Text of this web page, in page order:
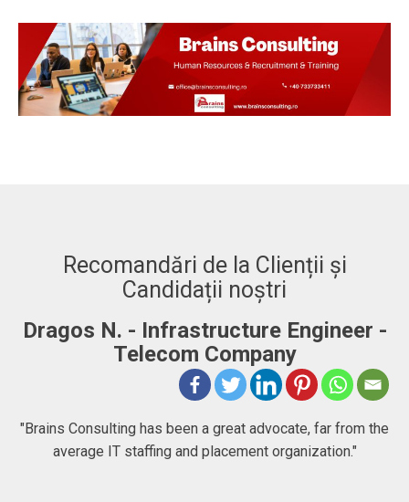
Recomandări de la Clienții și
Candidații noștri
Dragos N. - Infrastructure Engineer -
Telecom Company
"Brains Consulting has been a great advocate, far from the
average IT staffing and placement organization."